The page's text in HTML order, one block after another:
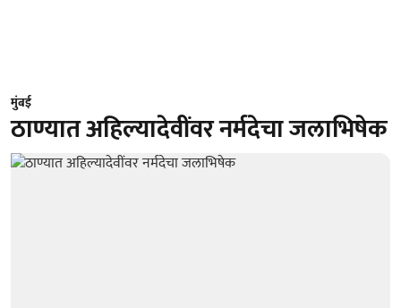
मुंबई
ठाण्यात अहिल्यादेवींवर नर्मदेचा जलाभिषेक